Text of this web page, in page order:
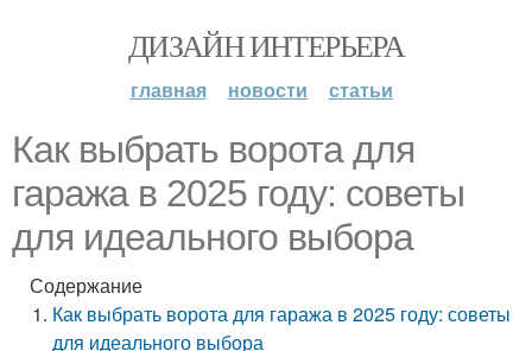
ДИЗАЙН ИНТЕРЬЕРА
главная новости статьи
Как выбрать ворота для
гаража в 2025 году: советы
для идеального выбора
Содержание
Как выбрать ворота для гаража в 2025 году: советы
для идеального выбора